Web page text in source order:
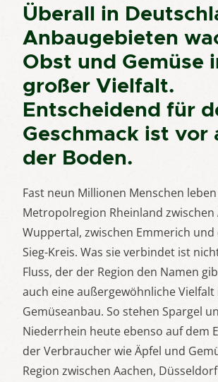
Überall in
Anbaugebieten
Obst und Gemüse
großer Vielfalt.
Entscheidend für
Geschmack ist vor
der Boden.
Fast neun Millionen Menschen
Metropolregion Rheinland zwischen
Wuppertal, zwischen Emmerich und
Sieg-Kreis. Was sie verbindet ist
Fluss, der der Region den Namen
auch eine außergewöhnliche
Gemüseanbau. So stehen Spargel
Niederrhein heute ebenso auf dem
der Verbraucher wie Äpfel und
Region zwischen Aachen,